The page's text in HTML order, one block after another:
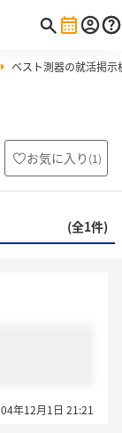
ベスト測器の就活掲示
お気に入り (1)
(全1件)
年12月1日 21:21